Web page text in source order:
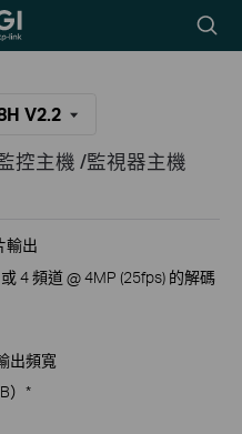
icon
V2.2
控主機 /監視器主機
輸出
4 頻道 @ 4MP (25fps) 的解碼
出頻寬
）*